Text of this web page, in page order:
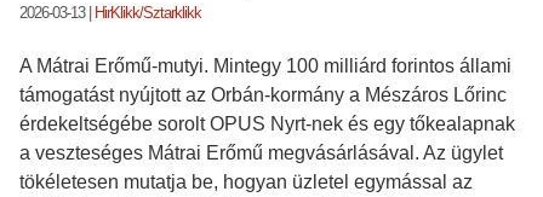
2026-03-13| HirKlikk/Sztarklikk
A Mátrai Erőmű-mutyi. Mintegy 100 milliárd forintos állami
támogatást nyújtott az Orbán-kormány a Mészáros Lőrinc
érdekeltségébe sorolt OPUS Nyrt-nek és egy tőkealapnak
a veszteséges Mátrai Erőmű megvásárlásával. Az ügylet
tökéletesen mutatja be, hogyan üzletel egymással az